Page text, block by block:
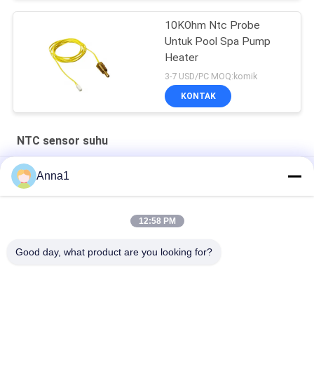
10KOhm Ntc Probe
Untuk Pool Spa Pump
Heater
3-7 USD/PC MOQ:komik
KONTAK
NTC sensor suhu
CWF5 Kuningan Hex Thread Incar NTC Sensor Suhu 8KOHM 1%
Untuk Modul Kontrol Suhu Otomatis
Anna1
12:58 PM
Good day, what product are you looking for?